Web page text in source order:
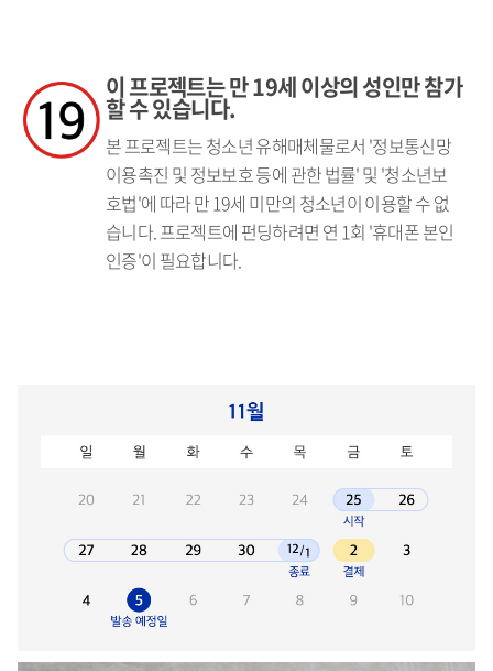
이 프로젝트는 만 19세 이상의 성인만 참가
할 수 있습니다.
본 프로젝트는 청소년 유해매체물로서 '정보통신망
이용촉진 및 정보보호 등에 관한 법률' 및 '청소년보
호법'에 따라 만 19세 미만의 청소년이 이용할 수 없
습니다. 프로젝트에 펀딩하려면 연 1회 '휴대폰 본인
인증'이 필요합니다.